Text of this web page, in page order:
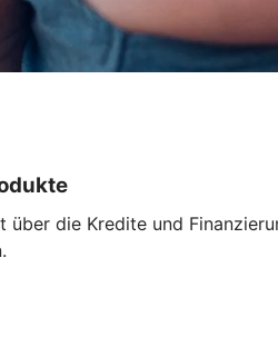
über die Kredite und